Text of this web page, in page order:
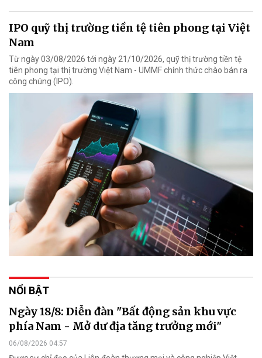
IPO quỹ thị trường tiền tệ tiên phong tại Việt
Nam
Từ ngày 03/08/2026 tới ngày 21/10/2026, quỹ thị trường tiền tệ
tiên phong tại thị trường Việt Nam - UMMF chính thức chào bán ra
công chúng (IPO).
NỔI BẬT
Ngày 18/8: Diễn đàn "Bất động sản khu vực
phía Nam - Mở dư địa tăng trưởng mới"
06/08/2026 04:57